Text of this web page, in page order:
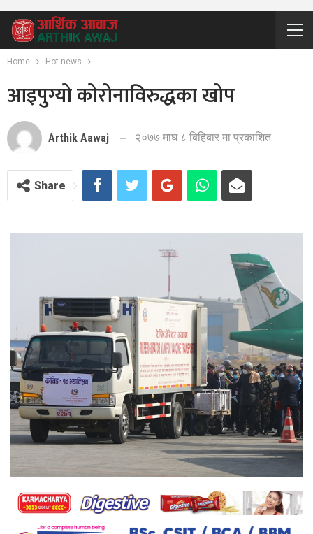
Home Hot-news
आइपुग्यो कोरोनाविरुद्धका खोप
Arthik Aawaj २०७७ माघ ८ बिहिबार मा प्रकाशित
Share